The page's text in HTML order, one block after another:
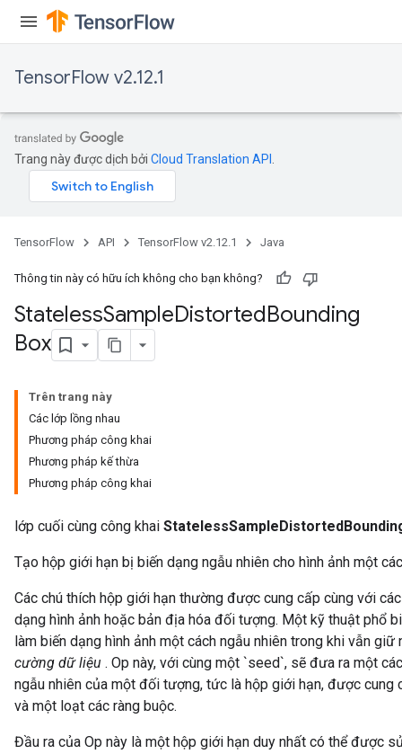
TensorFlow v2.12.1
Trang này được dịch bởi Cloud Translation API
TensorFlow API TensorFlow v2.12.1 Java
Thông tin này có hữu ích không cho bạn không?
StatelessSampleDistortedBounding
Box
Trên trang này
Các lớp lồng nhau
Phương pháp công khai
Phương pháp kế thừa
Phương pháp công khai
lớp cuối cùng công khai
Tạo hộp giới hạn bị biến dạng ngẫu nhiên cho hình ảnh một
Các chú thích hộp giới hạn thường được cung cấp cùng với
dạng hình ảnh hoặc bản địa hóa đối tượng. Một kỹ thuật phổ
làm biến dạng hình ảnh một cách ngẫu nhiên trong khi vẫn
cường dữ liệu . Op này, với cùng một `seed`, sẽ đưa ra một
ngẫu nhiên của một đối tượng, tức là hộp giới hạn, được
và một loạt các ràng buộc.
Đầu ra của Op này là một hộp giới hạn duy nhất có thể được